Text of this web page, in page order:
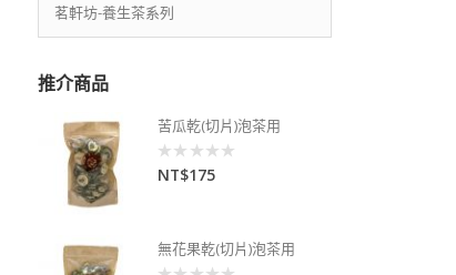
茗軒坊-養生茶系列
推介商品
苦瓜乾(切片)泡茶用
0
NT$175
無花果乾(切片)泡茶用